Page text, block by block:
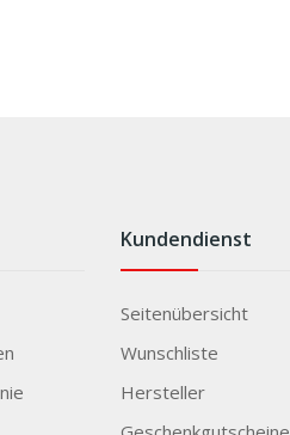
Kundendienst
Seitenübersicht
Wunschliste
Hersteller